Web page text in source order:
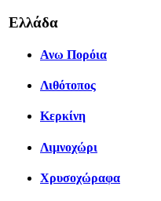
Ελλάδα
Ανω Πορόια
Λιθότοπος
Κερκίνη
Λιμνοχώρι
Χρυσοχώραφα